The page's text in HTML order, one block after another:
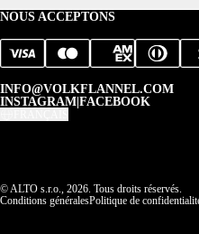
NOUS ACCEPTONS
INFO@VOLKFLANNEL.COM
INSTAGRAM FACEBOOK
© ALTO s.r.o., 2026. Tous droits réservés.
Conditions généralesPolitique de